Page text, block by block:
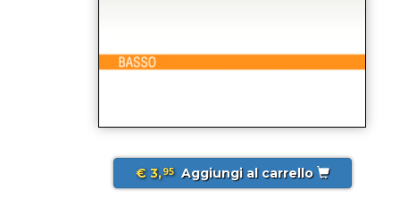
€ 3,95 Aggiungi al carrello